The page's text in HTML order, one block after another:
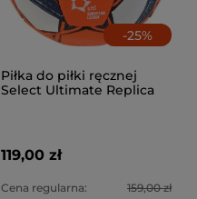
-25%
Piłka do piłki ręcznej
Select Ultimate Replica
119,00 zł
Cena regularna: 159,00 zł